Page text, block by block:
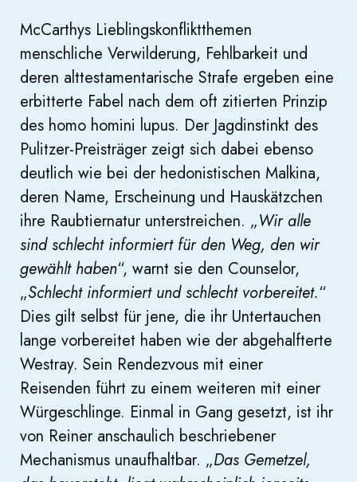
McCarthys Lieblingskonfliktthemen
menschliche Verwilderung, Fehlbarkeit und
deren alttestamentarische Strafe ergeben eine
erbitterte Fabel nach dem oft zitierten Prinzip
des homo homini lupus. Der Jagdinstinkt des
Pulitzer-Preisträger zeigt sich dabei ebenso
deutlich wie bei der hedonistischen Malkina,
deren Name, Erscheinung und Hauskätzchen
ihre Raubtiernatur unterstreichen. „Wir alle
sind schlecht informiert für den Weg, den wir
gewählt haben“, warnt sie den Counselor,
„Schlecht informiert und schlecht vorbereitet.“
Dies gilt selbst für jene, die ihr Untertauchen
lange vorbereitet haben wie der abgehalfterte
Westray. Sein Rendezvous mit einer
Reisenden führt zu einem weiteren mit einer
Würgeschlinge. Einmal in Gang gesetzt, ist ihr
von Reiner anschaulich beschriebener
Mechanismus unaufhaltbar. „Das Gemetzel,